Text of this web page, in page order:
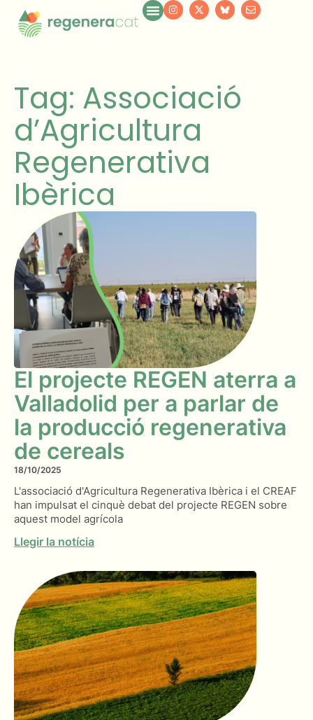
Tag: Associació
d’Agricultura
Regenerativa
Ibèrica
El projecte REGEN aterra a
Valladolid per a parlar de
la producció regenerativa
de cereals
18/10/2025
L'associació d'Agricultura Regenerativa Ibèrica i el CREAF
han impulsat el cinquè debat del projecte REGEN sobre
aquest model agrícola
Llegir la notícia